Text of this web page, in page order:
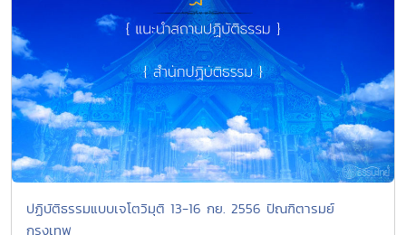
ปฏิบัติธรรมแบบเจโตวิมุติ 13-16 กย. 2556 ปัณฑิตารมย์
กรุงเทพ